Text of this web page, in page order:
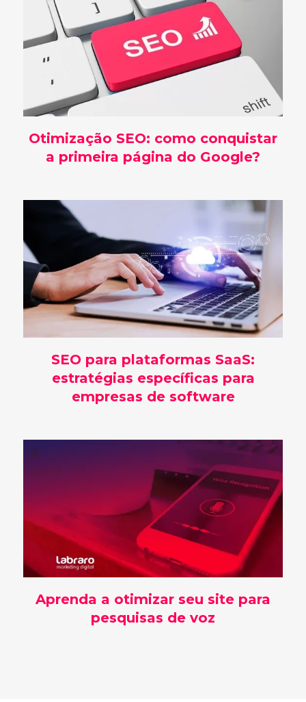
Otimização SEO: como conquistar
a primeira página do Google?
SEO para plataformas SaaS:
estratégias específicas para
empresas de software
Aprenda a otimizar seu site para
pesquisas de voz